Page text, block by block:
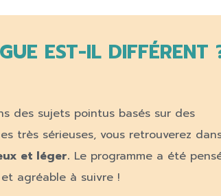
EST-IL DIFFÉRENT
des sujets pointus basés sur des
très sérieuses, vous retrouverez
et léger. Le programme a été
agréable à suivre !